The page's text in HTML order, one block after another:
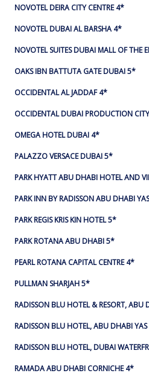
NOVOTEL DEIRA CITY CENTRE 4*
NOVOTEL DUBAI AL BARSHA 4*
NOVOTEL SUITES DUBAI MALL OF THE
OAKS IBN BATTUTA GATE DUBAI 5*
OCCIDENTAL AL JADDAF 4*
OCCIDENTAL DUBAI PRODUCTION
OMEGA HOTEL DUBAI 4*
PALAZZO VERSACE DUBAI 5*
PARK HYATT ABU DHABI HOTEL AND
PARK INN BY RADISSON ABU DHABI
PARK REGIS KRIS KIN HOTEL 5*
PARK ROTANA ABU DHABI 5*
PEARL ROTANA CAPITAL CENTRE 4*
PULLMAN SHARJAH 5*
RADISSON BLU HOTEL & RESORT,
RADISSON BLU HOTEL, ABU DHABI
RADISSON BLU HOTEL, DUBAI
RAMADA ABU DHABI CORNICHE 4*